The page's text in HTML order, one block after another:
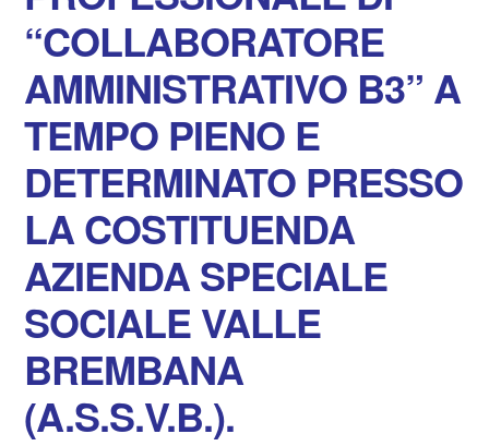
“COLLABORATORE
AMMINISTRATIVO B3” A
TEMPO PIENO E
DETERMINATO PRESSO
LA COSTITUENDA
AZIENDA SPECIALE
SOCIALE VALLE
BREMBANA
(A.S.S.V.B.).